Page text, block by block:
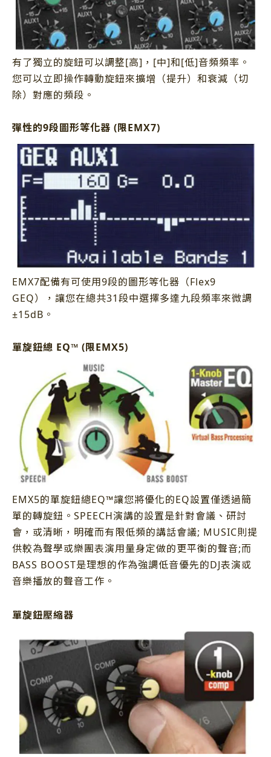
有了獨立的旋鈕可以調整[高]，[中]和[低]音頻頻率。
您可以立即操作轉動旋鈕來擴增（提升）和衰減（切
除）對應的頻段。
彈性的9段圖形等化器 (限EMX7)
EMX7配備有可使用9段的圖形等化器（Flex9
GEQ），讓您在總共31段中選擇多達九段頻率來微調
±15dB。
單旋鈕總 EQ™ (限EMX5)
EMX5的單旋鈕總EQ™讓您將優化的EQ設置僅透過簡
單的轉旋鈕。SPEECH演講的設置是針對會議、研討
會，或清晰，明確而有限低頻的講話會議; MUSIC則提
供較為聲學或樂團表演用量身定做的更平衡的聲音;而
BASS BOOST是理想的作為強調低音優先的DJ表演或
音樂播放的聲音工作。
單旋鈕壓縮器